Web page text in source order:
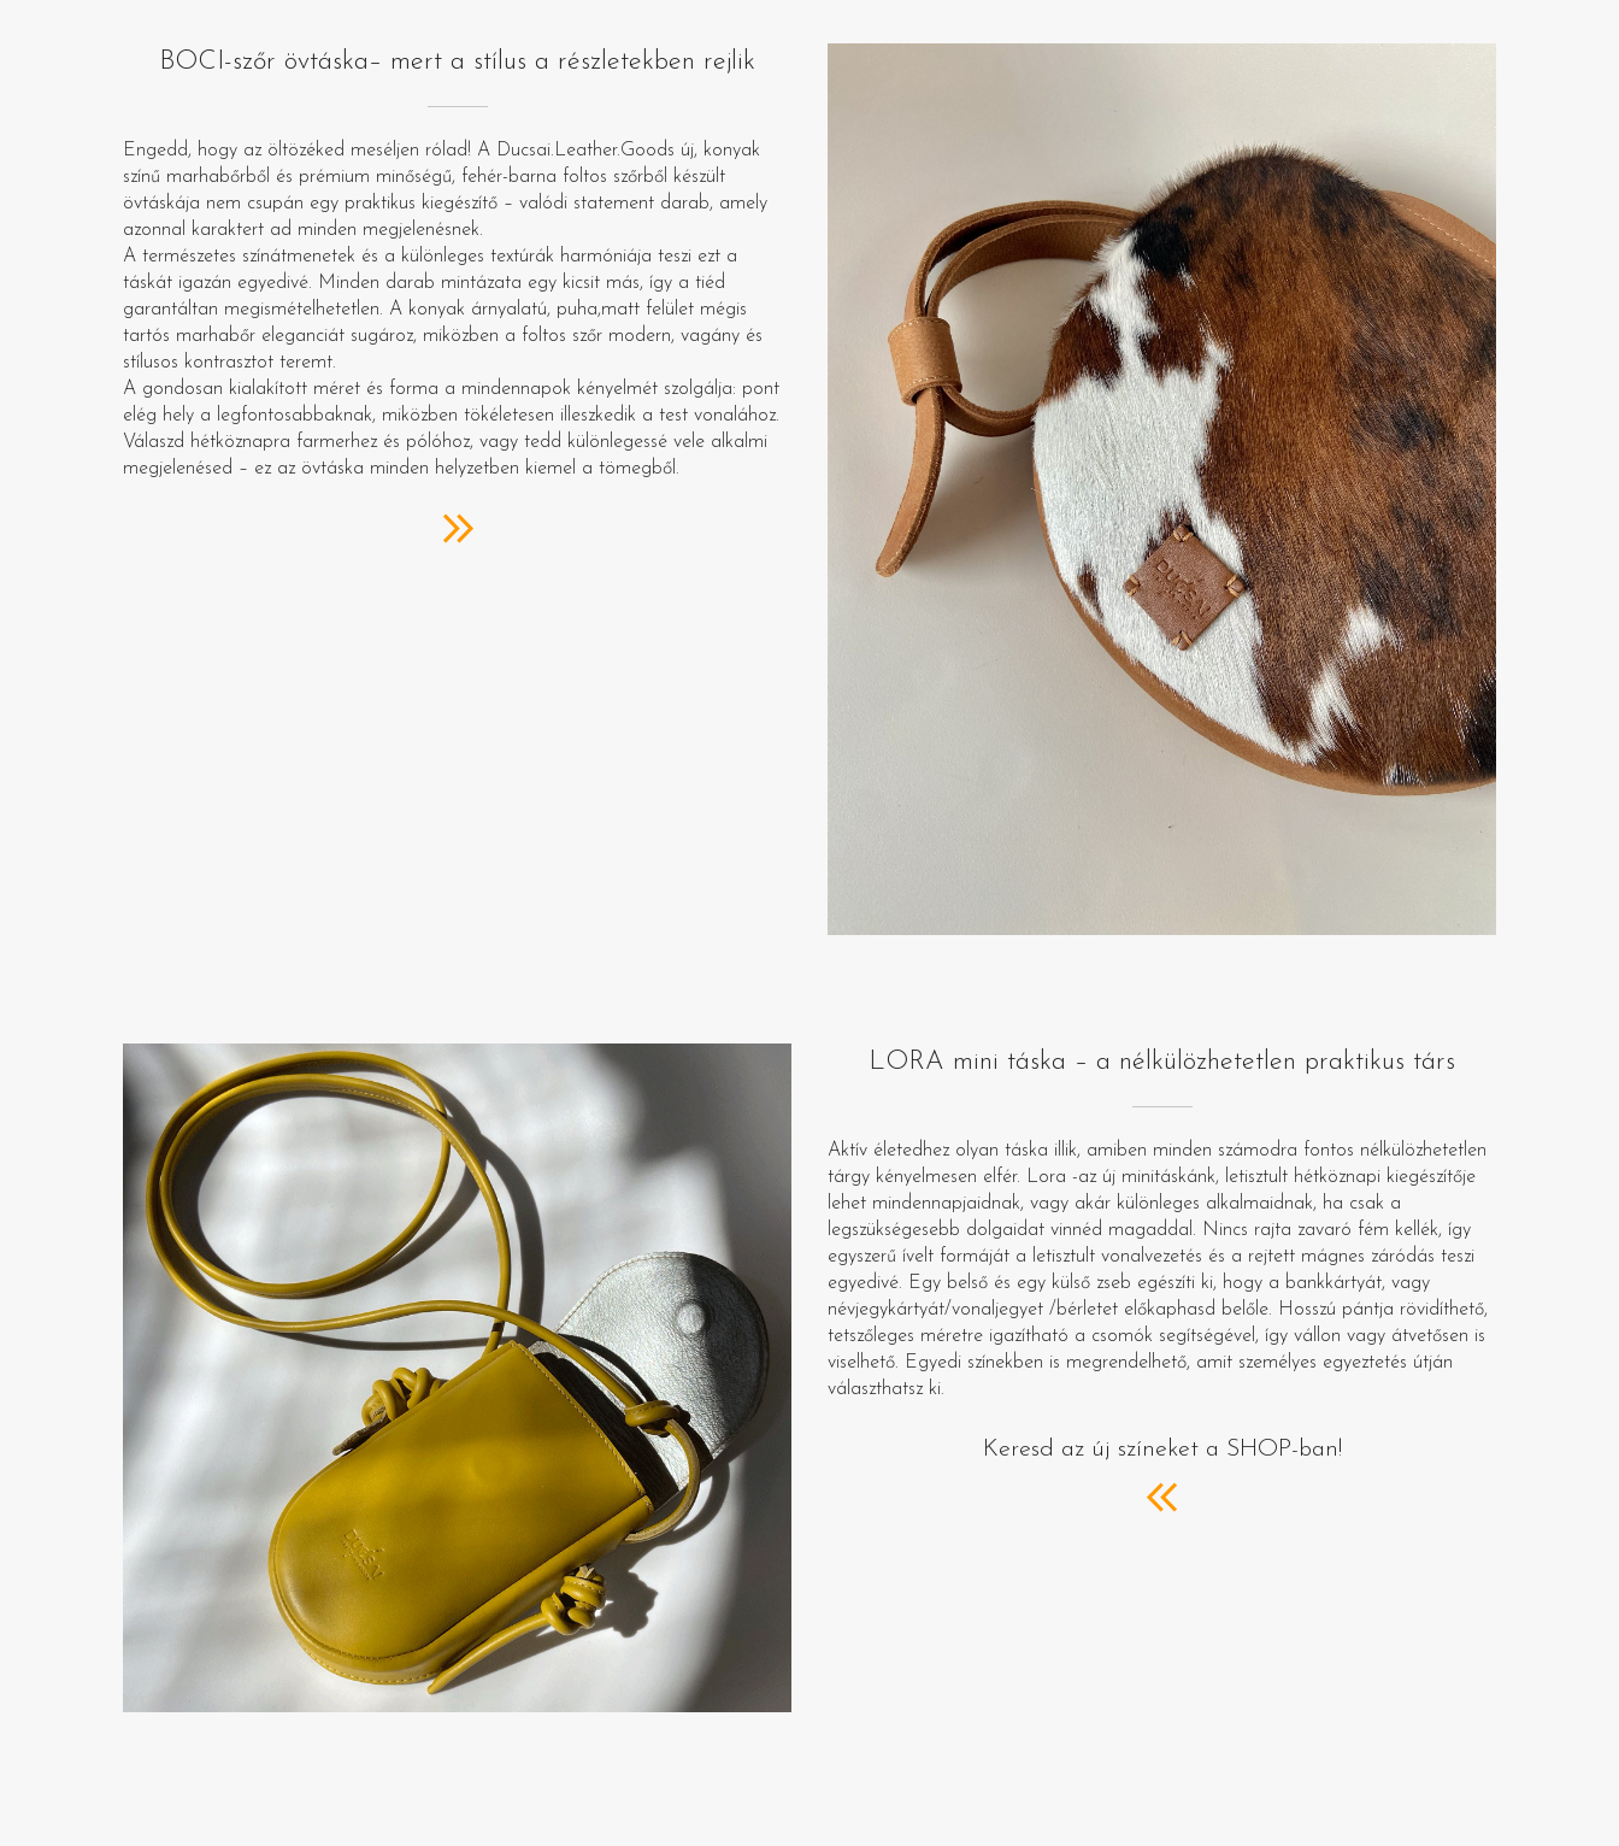
BOCI-szőr övtáska– mert a stílus a részletekben rejlik
Engedd, hogy az öltözéked meséljen rólad! A Ducsai.Leather.Goods új, konyak
színű marhabőrből és prémium minőségű, fehér-barna foltos szőrből készült
övtáskája nem csupán egy praktikus kiegészítő – valódi statement darab, amely
azonnal karaktert ad minden megjelenésnek.
A természetes színátmenetek és a különleges textúrák harmóniája teszi ezt a
táskát igazán egyedivé. Minden darab mintázata egy kicsit más, így a tiéd
garantáltan megismételhetetlen. A konyak árnyalatú, puha,matt felület mégis
tartós marhabőr eleganciát sugároz, miközben a foltos szőr modern, vagány és
stílusos kontrasztot teremt.
A gondosan kialakított méret és forma a mindennapok kényelmét szolgálja: pont
elég hely a legfontosabbaknak, miközben tökéletesen illeszkedik a test vonalához.
Válaszd hétköznapra farmerhez és pólóhoz, vagy tedd különlegessé vele alkalmi
megjelenésed – ez az övtáska minden helyzetben kiemel a tömegből.
LORA mini táska – a nélkülözhetetlen praktikus társ
Aktív életedhez olyan táska illik, amiben minden számodra fontos nélkülözhetetlen
tárgy kényelmesen elfér. Lora -az új minitáskánk, letisztult hétköznapi kiegészítője
lehet mindennapjaidnak, vagy akár különleges alkalmaidnak, ha csak a
legszükségesebb dolgaidat vinnéd magaddal. Nincs rajta zavaró fém kellék, így
egyszerű ívelt formáját a letisztult vonalvezetés és a rejtett mágnes záródás teszi
egyedivé. Egy belső és egy külső zseb egészíti ki, hogy a bankkártyát, vagy
névjegykártyát/vonaljegyet /bérletet előkaphasd belőle. Hosszú pántja rövidíthető,
tetszőleges méretre igazítható a csomók segítségével, így vállon vagy átvetősen is
viselhető. Egyedi színekben is megrendelhető, amit személyes egyeztetés útján
választhatsz ki.
Keresd az új színeket a SHOP-ban!